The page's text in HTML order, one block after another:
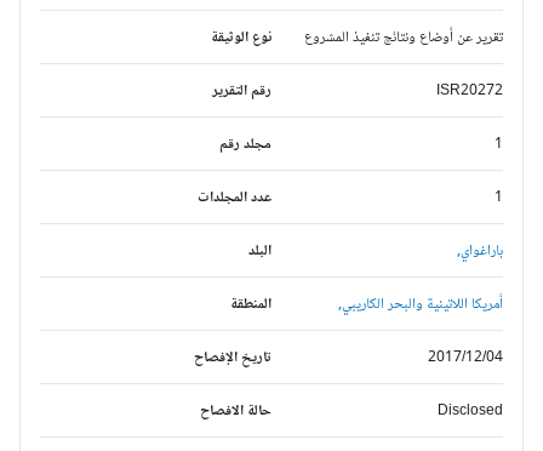
نوع الوثيقة تقرير عن أوضاع ونتائج تنفيذ المشروع
رقم التقرير ISR20272
مجلد رقم
عدد المجلدات
البلد باراغواي,
المنطقة أمريكا اللاتينية والبحر الكاريبي,
تاريخ الإفصاح 2017/12/04
حالة الافصاح Disclosed